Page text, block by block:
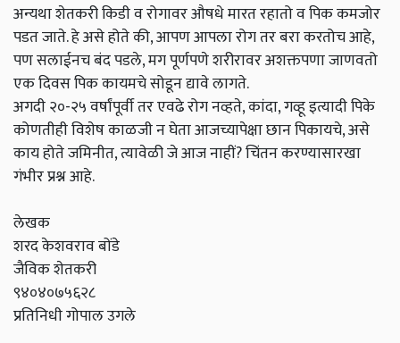
अन्यथा शेतकरी किडी व रोगावर औषधे मारत रहातो व पिक कमजोर
पडत जाते. हे असे होते की, आपण आपला रोग तर बरा करतोच आहे,
पण सलाईनच बंद पडले, मग पूर्णपणे शरीरावर अशक्तपणा जाणवतो
एक दिवस पिक कायमचे सोडून द्यावे लागते.
अगदी २०-२५ वर्षांपूर्वी तर एवढे रोग नव्हते, कांदा, गव्हू इत्यादी पिके
कोणतीही विशेष काळजी न घेता आजच्यापेक्षा छान पिकायचे, असे
काय होते जमिनीत, त्यावेळी जे आज नाहीं? चिंतन करण्यासारखा
गंभीर प्रश्न आहे.
लेखक
शरद केशवराव बोंडे
जैविक शेतकरी
९४०४०७५६२८
प्रतिनिधी गोपाल उगले